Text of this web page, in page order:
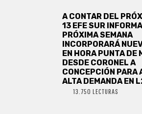
A CONTAR DEL
13 EFE SUR
PRÓXIMA SEMANA
INCORPORARÁ
EN HORA PUNTA DE
DESDE CORONEL A
CONCEPCIÓN PARA
ALTA DEMANDA EN
13.750 LECTURAS